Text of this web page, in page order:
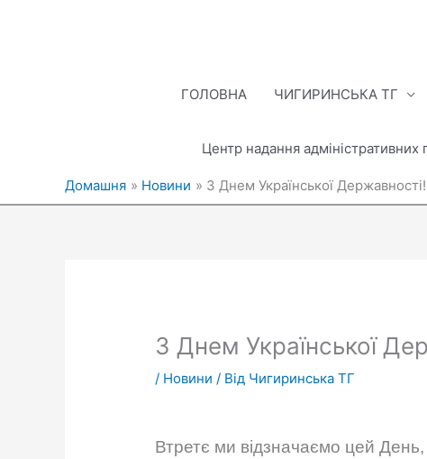
ГОЛОВНА ЧИГИРИНСЬКА ТГ
Центр надання
Домашня Новини З Днем Української Державності!
З Днем Української
/ Новини / Від Чигиринська ТГ
Втретє ми відзначаємо цей